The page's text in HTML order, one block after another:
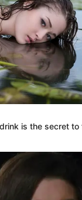
tak hanya
padan outfit
is the secret